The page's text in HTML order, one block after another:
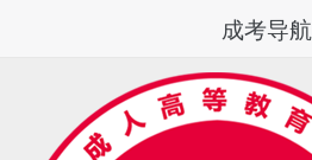
成考导航